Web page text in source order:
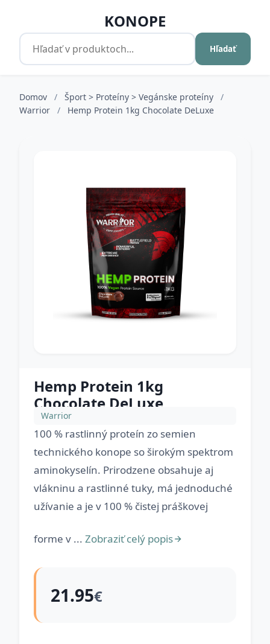
KONOPE
Hľadať
Domov / Šport > Proteíny > Vegánske proteíny
/
Warrior
/ Hemp Protein 1kg Chocolate DeLuxe
Hemp Protein 1kg
Chocolate DeLuxe
Warrior
100 % rastlinný proteín zo semien
technického konope so širokým spektrom
aminokyselín. Prirodzene obsahuje aj
vlákninu a rastlinné tuky, má jednoduché
užívanie a je v 100 % čistej práškovej
forme v ... Zobraziť celý popis
21.95€